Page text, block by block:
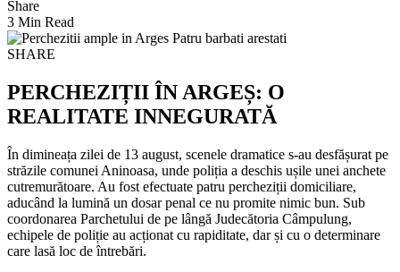
Share
3 Min Read
SHARE
PERCHEZIȚII ÎN ARGEȘ: O
REALITATE INNEGURATĂ
În dimineața zilei de 13 august, scenele dramatice s-au desfășurat pe
străzile comunei Aninoasa, unde poliția a deschis ușile unei anchete
cutremurătoare. Au fost efectuate patru percheziții domiciliare,
aducând la lumină un dosar penal ce nu promite nimic bun. Sub
coordonarea Parchetului de pe lângă Judecătoria Câmpulung,
echipele de poliție au acționat cu rapiditate, dar și cu o determinare
care lasă loc de întrebări.